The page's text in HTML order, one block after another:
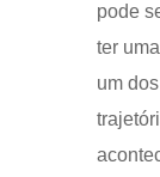
pode
ter
um